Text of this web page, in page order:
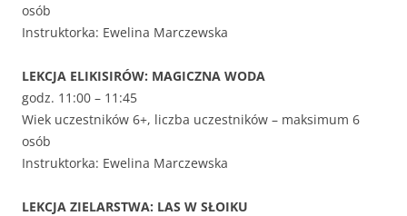
osób
Instruktorka: Ewelina Marczewska
LEKCJA ELIKISIRÓW: MAGICZNA WODA
godz. 11:00 – 11:45
Wiek uczestników 6+, liczba uczestników – maksimum 6
osób
Instruktorka: Ewelina Marczewska
LEKCJA ZIELARSTWA: LAS W SŁOIKU